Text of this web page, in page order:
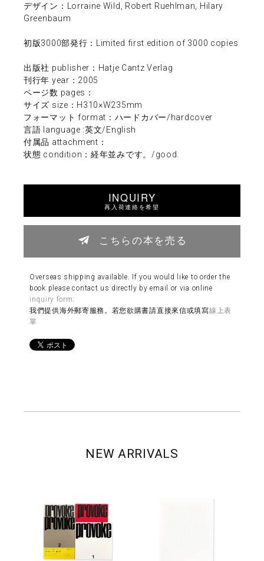
デザイン：Lorraine Wild, Robert Ruehlman, Hilary
Greenbaum
初版3000部発行：Limited first edition of 3000 copies
出版社 publisher：Hatje Cantz Verlag
刊行年 year：2005
ページ数 pages：
サイズ size：H310×W235mm
フォーマット format：ハードカバー/hardcover
言語 language :英文/English
付属品 attachment：
状態 condition：経年並みです。/good.
INQUIRY
再入荷連絡を希望
こちらの本を売る
Overseas shipping available. If you would like to order the
book please contact us directly by email or via online
inquiry form
我們提供海外郵寄服務。若您欲購書請直接來信或填寫線上表
單
NEW ARRIVALS